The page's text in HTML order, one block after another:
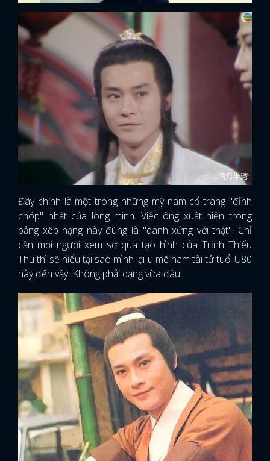
x
ĐĂNG NHẬP
Đây chính là một trong những mỹ nam cổ trang "đỉnh
chóp" nhất của lòng mình. Việc ông xuất hiện trong
bảng xếp hạng này đúng là "danh xứng với thật". Chỉ
cần mọi người xem sơ qua tạo hình của Trịnh Thiếu
Thu thì sẽ hiểu tại sao mình lại u mê nam tài tử tuổi U80
này đến vậy. Không phải dạng vừa đâu.